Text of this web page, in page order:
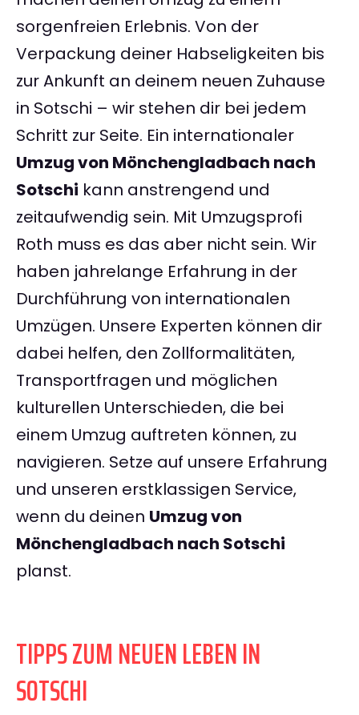
sorgenfreien Erlebnis. Von der
Verpackung deiner Habseligkeiten bis
zur Ankunft an deinem neuen Zuhause
in Sotschi – wir stehen dir bei jedem
Schritt zur Seite. Ein internationaler
Umzug von Mönchengladbach nach
Sotschi kann anstrengend und
zeitaufwendig sein. Mit Umzugsprofi
Roth muss es das aber nicht sein. Wir
haben jahrelange Erfahrung in der
Durchführung von internationalen
Umzügen. Unsere Experten können dir
dabei helfen, den Zollformalitäten,
Transportfragen und möglichen
kulturellen Unterschieden, die bei
einem Umzug auftreten können, zu
navigieren. Setze auf unsere Erfahrung
und unseren erstklassigen Service,
wenn du deinen Umzug von
Mönchengladbach nach Sotschi
planst.
TIPPS ZUM NEUEN LEBEN IN
SOTSCHI